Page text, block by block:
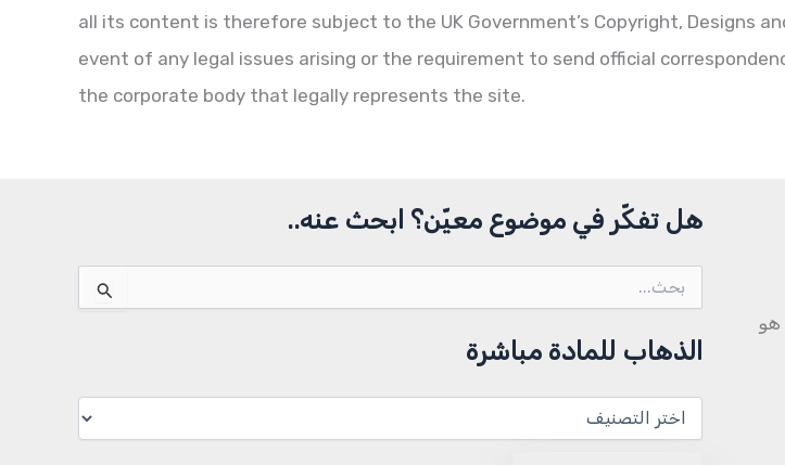
all its content is therefore subject to the UK Government’s Copyright, Designs
event of any legal issues arising or the requirement to send official
the corporate body that legally represents the site.
هو
هل تفكّر في موضوع معيّن؟ ابحث عنه..
عن:
الذهاب للمادة مباشرة
للمادة